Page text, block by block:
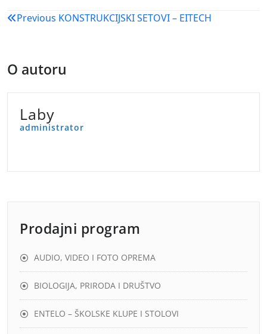
Navigacija
Previous KONSTRUKCIJSKI SETOVI – EITECH
O autoru
Laby
administrator
Prodajni program
AUDIO, VIDEO I FOTO OPREMA
BIOLOGIJA, PRIRODA I DRUŠTVO
ENTELO – ŠKOLSKE KLUPE I STOLOVI